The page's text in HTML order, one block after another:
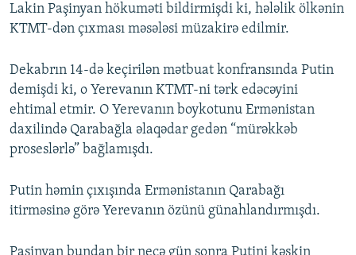
Lakin Paşinyan hökuməti bildirmişdi ki, hələlik ölkənin
KTMT-dən çıxması məsələsi müzakirə edilmir.
Dekabrın 14-də keçirilən mətbuat konfransında Putin
demişdi ki, o Yerevanın KTMT-ni tərk edəcəyini
ehtimal etmir. O Yerevanın boykotunu Ermənistan
daxilində Qarabağla əlaqədar gedən “mürəkkəb
proseslərlə” bağlamışdı.
Putin həmin çıxışında Ermənistanın Qarabağı
itirməsinə görə Yerevanın özünü günahlandırmışdı.
Paşinyan bundan bir neçə gün sonra Putini kəskin